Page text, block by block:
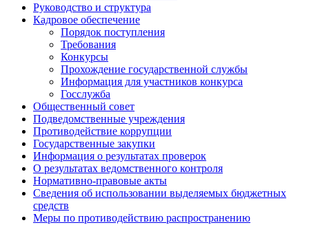
Руководство и структура
Кадровое обеспечение
Порядок поступления
Требования
Конкурсы
Прохождение государственной службы
Информация для участников конкурса
Госслужба
Общественный совет
Подведомственные учреждения
Противодействие коррупции
Государственные закупки
Информация о результатах проверок
О результатах ведомственного контроля
Нормативно-правовые акты
Сведения об использовании выделяемых бюджетных
средств
Меры по противодействию распространению